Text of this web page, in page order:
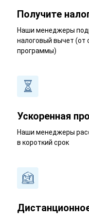
Получите
Наши менеджеры
налоговый вычет (от
программы)
Ускоренная
Наши менеджеры
в короткий срок